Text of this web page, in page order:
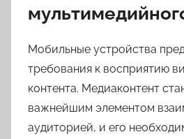
Мобильные устройства
требования к восприятию
контента. Медиаконтент
важнейшим элементом
аудиторией, и его